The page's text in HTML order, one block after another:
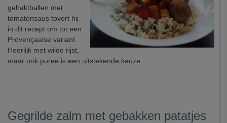
gehaktballen met
tomatensaus tovert hij
in dit recept om tot een
Provençaalse variant.
Heerlijk met wilde rijst,
maar ook puree is een uitstekende keuze.
Gegrilde zalm met gebakken patatjes